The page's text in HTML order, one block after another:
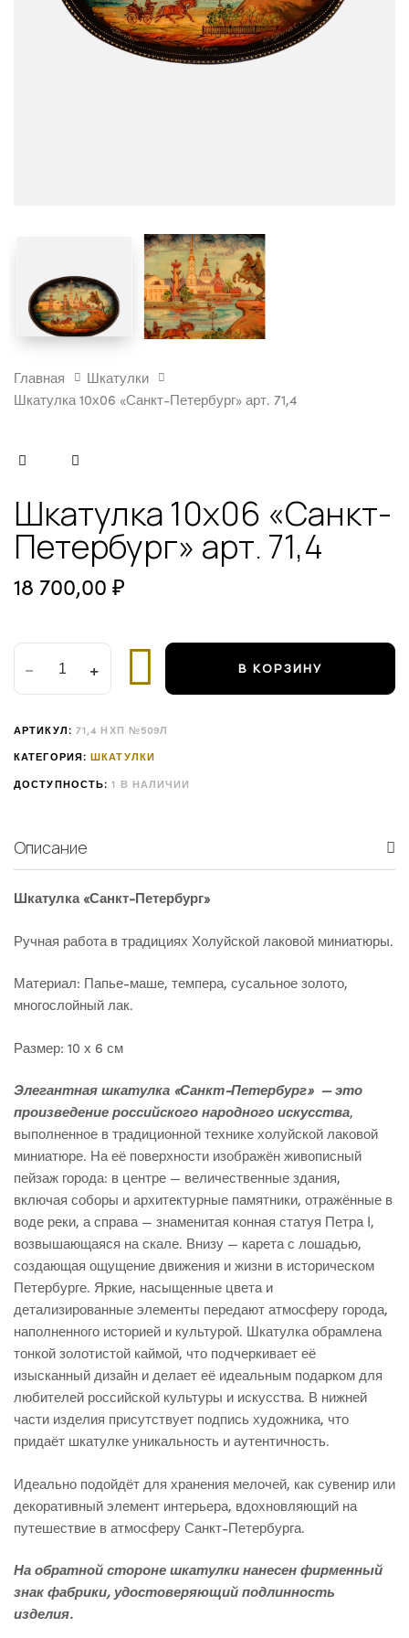
Главная
Шкатулки
Шкатулка 10х06 «Санкт-Петербург» арт. 71,4
Шкатулка 10х06 «Санкт-
Петербург» арт. 71,4
18 700,00 ₽
ШКАТУЛКА
10Х06
"САНКТ-
71,4
В КОРЗИНУ
АРТИКУЛ: 71,4 НХП №509Л
КАТЕГОРИЯ:ШКАТУЛКИ
ДОСТУПНОСТЬ:1 В НАЛИЧИИ
Описание
Шкатулка «Санкт-Петербург»
Ручная работа в традициях Холуйской лаковой миниатюры.
Материал: Папье-маше, темпера, сусальное золото,
многослойный лак.
Размер: 10 х 6 см
Элегантная шкатулка «Санкт-Петербург» — это
произведение российского народного искусства,
выполненное в традиционной технике холуйской лаковой
миниатюре. На её поверхности изображён живописный
пейзаж города: в центре — величественные здания,
включая соборы и архитектурные памятники, отражённые в
воде реки, а справа — знаменитая конная статуя Петра I,
возвышающаяся на скале. Внизу — карета с лошадью,
создающая ощущение движения и жизни в историческом
Петербурге. Яркие, насыщенные цвета и
детализированные элементы передают атмосферу города,
наполненного историей и культурой. Шкатулка обрамлена
тонкой золотистой каймой, что подчеркивает её
изысканный дизайн и делает её идеальным подарком для
любителей российской культуры и искусства. В нижней
части изделия присутствует подпись художника, что
придаёт шкатулке уникальность и аутентичность.
Идеально подойдёт для хранения мелочей, как сувенир или
декоративный элемент интерьера, вдохновляющий на
путешествие в атмосферу Санкт-Петербурга.
На обратной стороне шкатулки нанесен фирменный
знак фабрики, удостоверяющий подлинность
изделия.